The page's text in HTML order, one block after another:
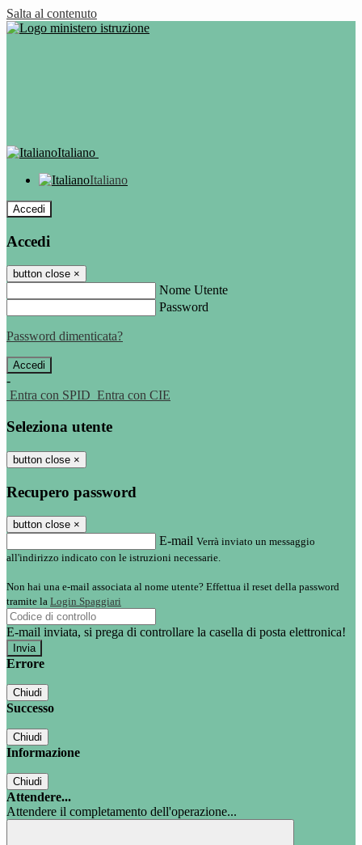
Salta al contenuto
Italiano
Italiano
Accedi
Accedi
button close ×
Nome Utente
Password
Password dimenticata?
-
Entra con SPID Entra con CIE
Seleziona utente
button close ×
Recupero password
button close ×
E-mail Verrà inviato un messaggio
all'indirizzo indicato con le istruzioni necessarie.
Non hai una e-mail associata al nome utente? Effettua il reset della password
tramite la Login Spaggiari
E-mail inviata, si prega di controllare la casella di posta elettronica!
Errore
Chiudi
Successo
Chiudi
Informazione
Chiudi
Attendere...
Attendere il completamento dell'operazione...